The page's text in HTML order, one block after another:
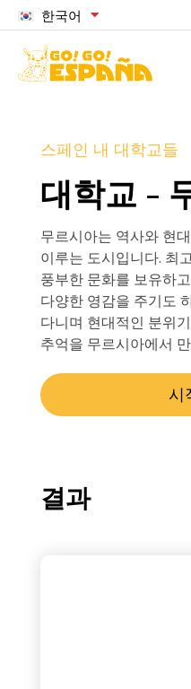
한국어
스페인 내 대학교들
대학교 -
무르시아는 역사와 현
이루는 도시입니다. 최
풍부한 문화를 보유하
다양한 영감을 주기도
다니며 현대적인 분위
추억을 무르시아에서
시
결과